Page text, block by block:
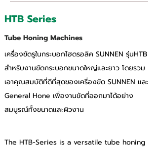
HTB Series
Tube Honing Machines
เครื่องขัดรูในกระบอกไฮดรอลิค SUNNEN รุ่นHTB
สำหรับงานขัดกระบอกขนาดใหญ่และยาว โดยรวม
เอาคุณสมบัติที่ดีที่สุดของเครื่องขัด SUNNEN และ
General Hone เพื่องานขัดที่ออกมาได้อย่าง
สมบูรณ์ทั้งขนาดและผิวงาน
The HTB-Series is a versatile tube honing